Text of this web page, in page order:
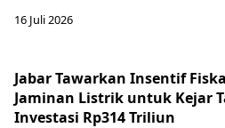
16 Juli 2026
Jabar Tawarkan Insentif
Jaminan Listrik untuk Kejar
Investasi Rp314 Triliun